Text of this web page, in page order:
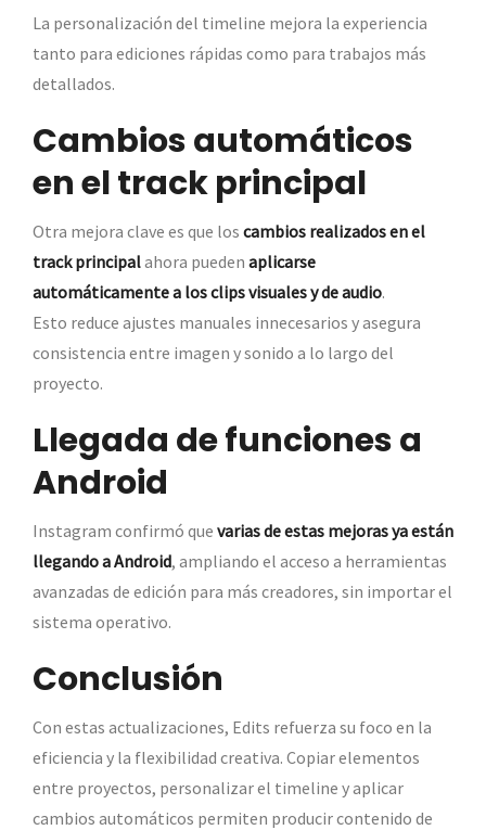
La personalización del timeline mejora la experiencia
tanto para ediciones rápidas como para trabajos más
detallados.
Cambios automáticos
en el track principal
Otra mejora clave es que los cambios realizados en el
track principalahora pueden aplicarse
automáticamente a los clips visuales y de audio.
Esto reduce ajustes manuales innecesarios y asegura
consistencia entre imagen y sonido a lo largo del
proyecto.
Llegada de funciones a
Android
Instagram confirmó que varias de estas mejoras ya están
llegando a Android, ampliando el acceso a herramientas
avanzadas de edición para más creadores, sin importar el
sistema operativo.
Conclusión
Con estas actualizaciones, Edits refuerza su foco en la
eficiencia y la flexibilidad creativa. Copiar elementos
entre proyectos, personalizar el timeline y aplicar
cambios automáticos permiten producir contenido de